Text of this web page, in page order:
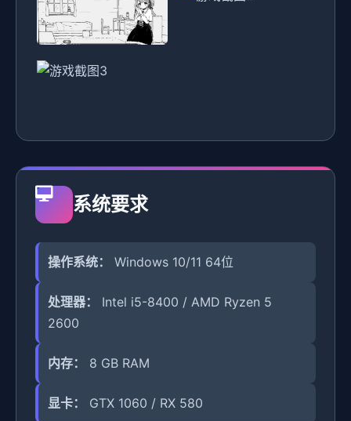
系统要求
操作系统： Windows 10/11 64位
处理器：
Intel i5-8400 / AMD Ryzen 5
2600
内存： 8 GB RAM
显卡： GTX 1060 / RX 580